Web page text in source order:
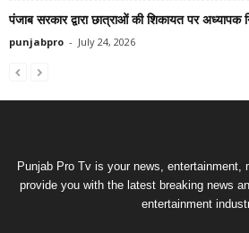
पंजाब सरकार द्वारा छात्राओं की शिकायत पर अध्यापक
punjabpro - July 24, 2026
Punjab Pro Tv is your news, entertainment,
provide you with the latest breaking news
entertainment